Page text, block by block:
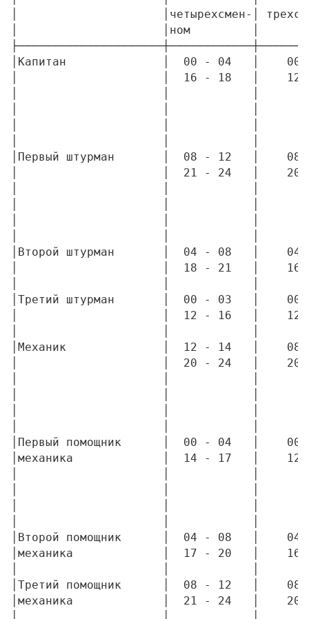
│                     │четырехсмен-│
│                     │ном         │
│Капитан              │  00 - 04   │
│                     │  16 - 18   │    12
│Первый штурман       │  08 - 12   │
│                     │  21 - 24   │    20
│Второй штурман       │  04 - 08   │
│                     │  18 - 21   │
│Третий штурман       │  00 - 03   │
│                     │  12 - 16   │
│Механик              │  12 - 14   │
│                     │  20 - 24   │    20
│Первый помощник      │  00 - 04   │
│механика             │  14 - 17   │
│Второй помощник      │  04 - 08   │
│механика             │  17 - 20   │
│Третий помощник      │  08 - 12   │
│механика             │  21 - 24   │